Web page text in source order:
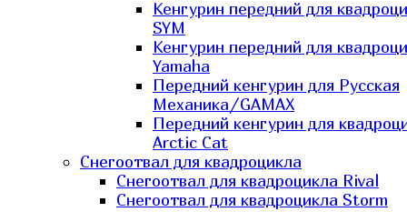
Кенгурин передний для
SYM
Кенгурин передний для
Yamaha
Передний кенгурин для Русская
Механика/GAMAX
Передний кенгурин для
Arctic Cat
Снегоотвал для квадроцикла
Снегоотвал для квадроцикла Rival
Снегоотвал для квадроцикла Storm